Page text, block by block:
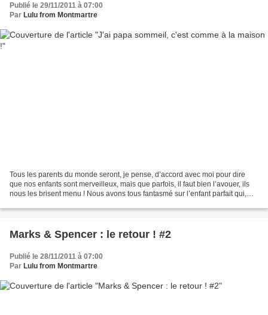
Publié le 29/11/2011 à 07:00
Par Lulu from Montmartre
Tous les parents du monde seront, je pense, d’accord avec moi pour dire
que nos enfants sont merveilleux, mais que parfois, il faut bien l’avouer, ils
nous les brisent menu ! Nous avons tous fantasmé sur l’enfant parfait qui,
Marks & Spencer : le retour ! #2
Publié le 28/11/2011 à 07:00
Par Lulu from Montmartre